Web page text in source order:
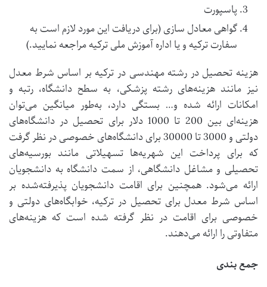
پاسپورت
گواهی معادل سازی (برای دریافت این مورد لازم است به
سفارت ترکیه و یا اداره آموزش ملی ترکیه مراجعه نمایید.)
هزینه تحصیل در رشته مهندسی در ترکیه بر اساس شرط معدل
نیز مانند هزینه‌های رشته پزشکی، به سطح دانشگاه، رتبه و
امکانات ارائه شده و… بستگی دارد، به‌طور میانگین می‌توان
هزینه‌ای بین 200 تا 1000 دلار برای تحصیل در دانشگاه‌های
دولتی و 3000 تا 30000 برای دانشگاه‌های خصوصی در نظر گرفت
که برای پرداخت این شهریه‌ها تسهیلاتی مانند بورسیه‌های
تحصیلی و مشاغل دانشگاهی، از سمت دانشگاه به دانشجویان
ارائه می‌شود. همچنین برای اقامت دانشجویان پذیرفته‌شده بر
اساس شرط معدل برای تحصیل در ترکیه، خوابگاه‌های دولتی و
خصوصی برای اقامت در نظر گرفته شده است که هزینه‌های
متفاوتی را ارائه می‌دهند.
جمع بندی